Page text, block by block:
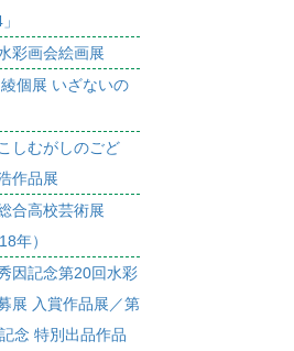
彩画会絵画展
個展 いざないの
しむがしのごど
作品展
合高校芸術展
年）
因記念第20回水彩
展 入賞作品展／第
念 特別出品作品